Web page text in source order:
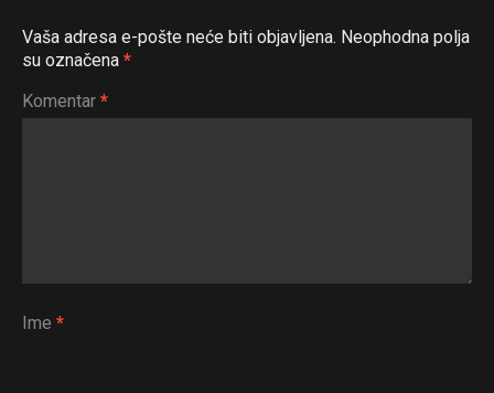
Vaša adresa e-pošte neće biti objavljena. Neophodna polja
su označena *
Komentar *
Ime *